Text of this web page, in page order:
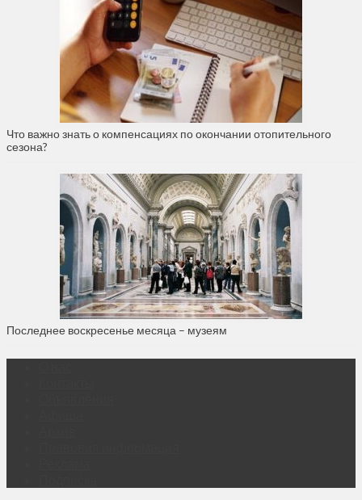
Что важно знать о компенсациях по окончании отопительного
сезона?
Последнее воскресенье месяца – музеям